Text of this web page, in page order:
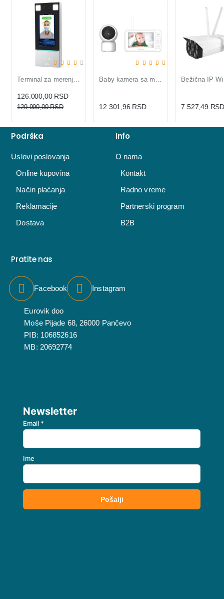
-3%
126.000,00 RSD
129.990,00 RSD 12.301,96 RSD 7.527,49 RSD
Podrška
Uslovi poslovanja
Online kupovina
Način plaćanja
Reklamacije
Dostava
Info
O nama
Kontakt
Radno vreme
Partnerski program
B2B
Pratite nas
Facebook Instagram
Eurovik doo
Moše Pijade 68, 26000 Pančevo
PIB: 106852616
MB: 20692774